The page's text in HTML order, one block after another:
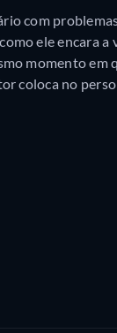
com
ele encara
momento em
coloca no